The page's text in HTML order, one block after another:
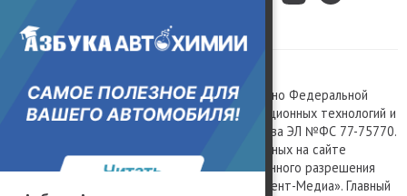
Сетевое издание «Kolesa.ru», зарегистрировано Федеральной
службой по надзору в сфере связи, информационных технологий и
массовых коммуникаций, номер свидетельства ЭЛ №ФС 77-75770.
Любое использование материалов, размещенных на сайте
www.kolesa.ru, допускается только с письменного разрешения
правообладателя. Учредитель ООО «Президент-Медиа». Главный